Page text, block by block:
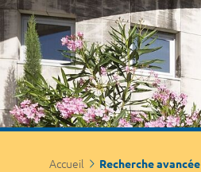
Accueil Recherche avancée